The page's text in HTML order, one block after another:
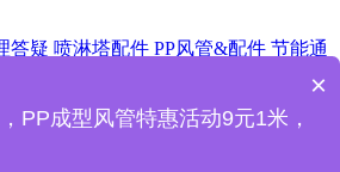
答疑 喷淋塔配件 PP风管&配件 节能通
淋塔厂家主要产品：PP喷淋塔,洗涤
×
PP成型风管特惠活动9元1米，